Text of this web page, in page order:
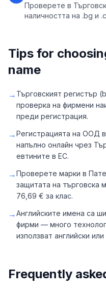
Проверете в
наличността на .bg и
Tips for
name
→ Търговският регистър
проверка на фирмени
преди регистрация.
→Регистрацията на ООД
напълно онлайн чрез
евтините в ЕС.
→Проверете марки в
защитата на търговска
76,69 € за клас.
→Английските имена са
фирми — много
използват английски
Frequently